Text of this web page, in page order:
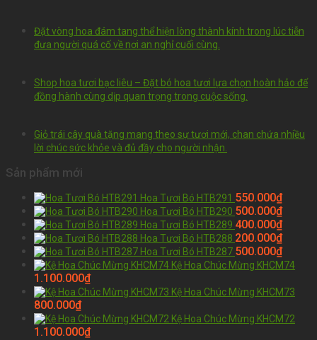
Đặt vòng hoa đám tang thể hiện lòng thành kính trong lúc tiễn
đưa người quá cố về nơi an nghỉ cuối cùng.
Shop hoa tươi bạc liêu – Đặt bó hoa tươi lựa chọn hoàn hảo để
đồng hành cùng dịp quan trọng trong cuộc sống.
Giỏ trái cây quà tặng mang theo sự tươi mới, chan chứa nhiều
lời chúc sức khỏe và đủ đầy cho người nhận.
Sản phẩm mới
Hoa Tươi Bó HTB291 550.000₫
Hoa Tươi Bó HTB290 500.000₫
Hoa Tươi Bó HTB289 400.000₫
Hoa Tươi Bó HTB288 200.000₫
Hoa Tươi Bó HTB287 500.000₫
Kệ Hoa Chúc Mừng KHCM74
1.100.000₫
Kệ Hoa Chúc Mừng KHCM73
800.000₫
Kệ Hoa Chúc Mừng KHCM72
1.100.000₫